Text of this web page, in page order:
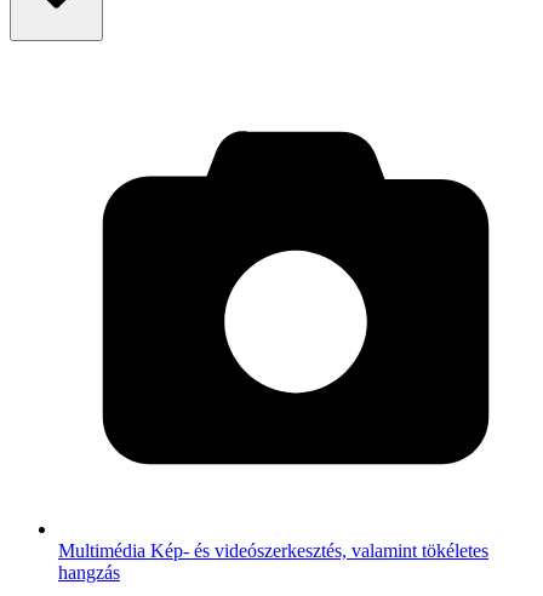
Multimédia Kép- és videószerkesztés, valamint tökéletes
hangzás